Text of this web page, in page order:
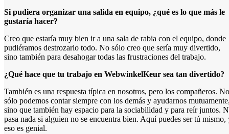
Si pudiera organizar una salida en equipo, ¿qué es lo que más le
gustaría hacer?
Creo que estaría muy bien ir a una sala de rabia con el equipo, donde
pudiéramos destrozarlo todo. No sólo creo que sería muy divertido,
sino también para desahogar todas las frustraciones del trabajo.
¿Qué hace que tu trabajo en WebwinkelKeur sea tan divertido?
También es una respuesta típica en nosotros, pero los compañeros. No
sólo podemos contar siempre con los demás y ayudarnos
sino que también hay espacio para la sociabilidad y para reír juntos.
pasa nada si alguien no se encuentra bien. Aquí puedes ser tú mismo,
eso es genial.